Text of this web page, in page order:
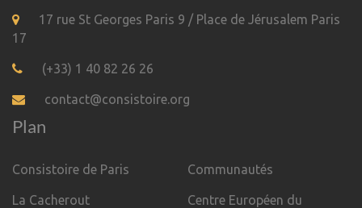
17 rue St Georges Paris 9 / Place de Jérusalem Paris
17
(+33) 1 40 82 26 26
contact@consistoire.org
Plan
Consistoire de Paris
La Cacherout
Communautés
Centre Européen du